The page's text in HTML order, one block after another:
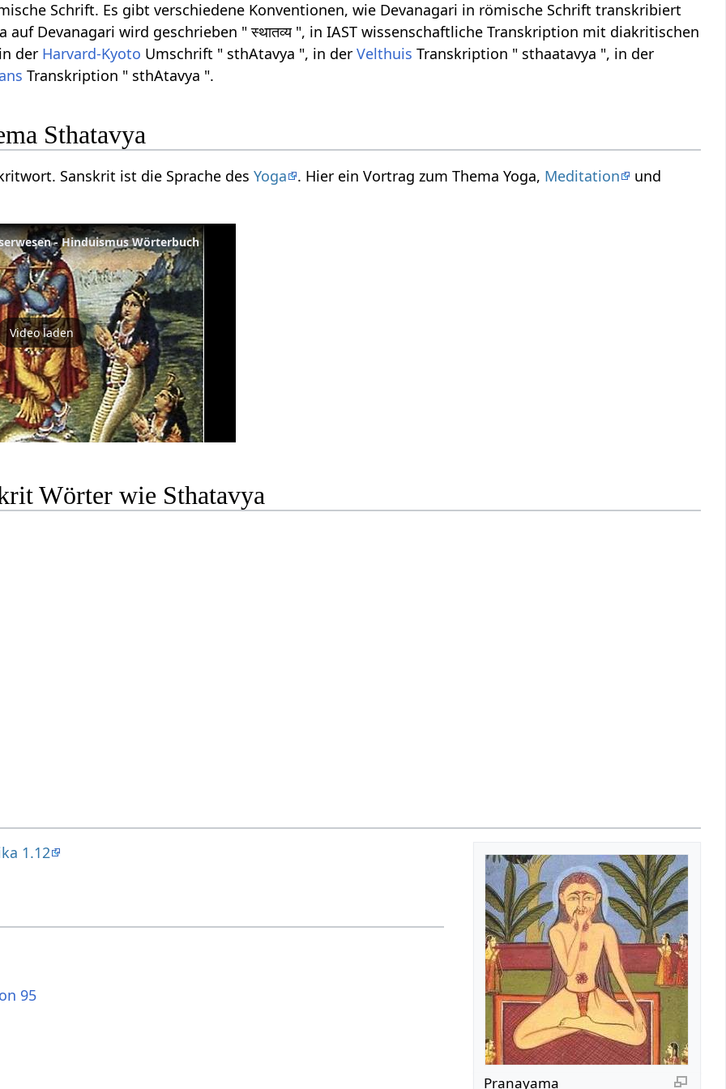
Schrift. Es gibt verschiedene Konventionen, wie Devanagari in römische Schrift transkribiert
auf Devanagari wird geschrieben " स्थातव्य ", in IAST wissenschaftliche Transkription mit diakritischen
der Harvard-Kyoto Umschrift " sthAtavya ", in derVelthuis Transkription " sthaatavya ", in der
Transkription " sthAtavya ".
Sthatavya
Sanskrit ist die Sprache desYoga . Hier ein Vortrag zum Thema Yoga, Meditation und
- Hinduismus Wörterbuch
Video laden
Wörter wie Sthatavya
Pranayama
1.12
95